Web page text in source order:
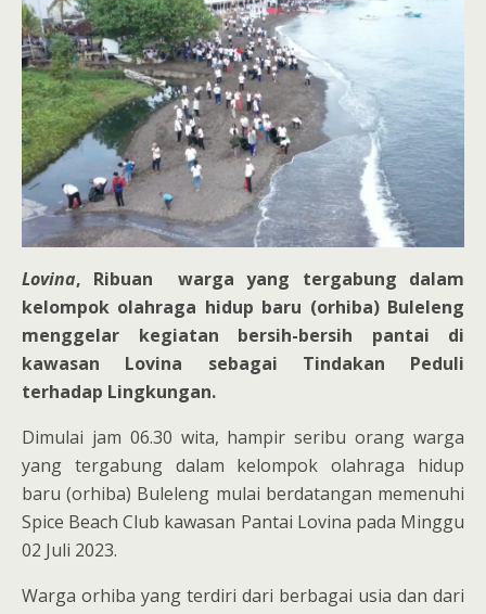
Lovina, Ribuan warga yang tergabung dalam
kelompok olahraga hidup baru (orhiba) Buleleng
menggelar kegiatan bersih-bersih pantai di
kawasan Lovina sebagai Tindakan Peduli
terhadap Lingkungan.
Dimulai jam 06.30 wita, hampir seribu orang warga
yang tergabung dalam kelompok olahraga hidup
baru (orhiba) Buleleng mulai berdatangan memenuhi
Spice Beach Club kawasan Pantai Lovina pada Minggu
02 Juli 2023.
Warga orhiba yang terdiri dari berbagai usia dan dari